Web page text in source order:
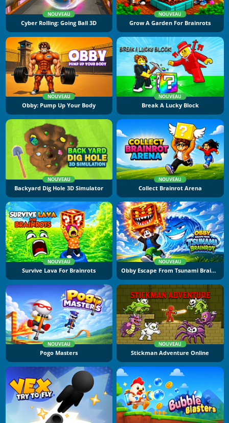
NOUVEAU
Cyber Rolling: Going Ball 3D
NOUVEAU
Grow A Garden For Brainrots
NOUVEAU
Obby: Pump Up Your Body
NOUVEAU
Break A Lucky Block
NOUVEAU
Backyard Dig Hole 3D Simulator
NOUVEAU
Collect Brainrot Arena
NOUVEAU
Survive Lava For Brainrots
NOUVEAU
Obby Escape From Tsunami Brainrot
NOUVEAU
Pogo Masters
NOUVEAU
Stickman Adventure Online